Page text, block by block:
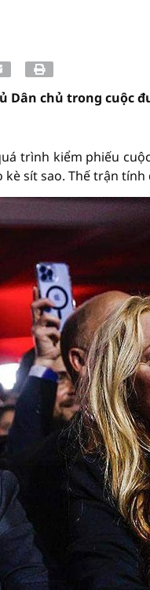
Dân chủ trong cuộc
trình kiểm phiếu
kè sít sao. Thế trận